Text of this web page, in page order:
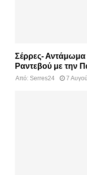
Σέρρες-
Ραντεβού με την
Από: Serres24 7